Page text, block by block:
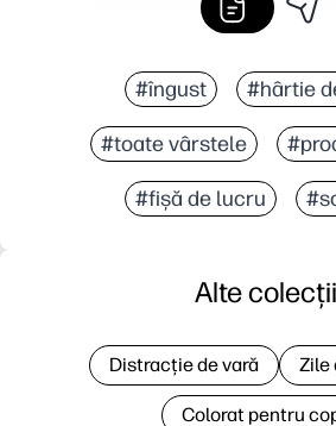
#îngust #hârtie
#toate vârstele
#fișă de lucru
Alte colecții
Distracție de vară Zile
Colorat pentru